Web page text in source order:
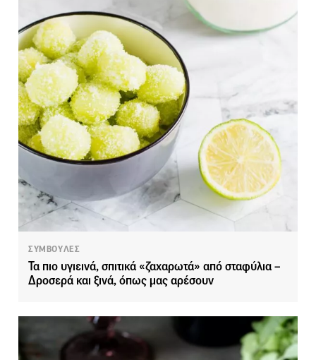
ΣΥΜΒΟΥΛΕΣ
Τα πιο υγιεινά, σπιτικά «ζαχαρωτά» από σταφύλια –
Δροσερά και ξινά, όπως μας αρέσουν